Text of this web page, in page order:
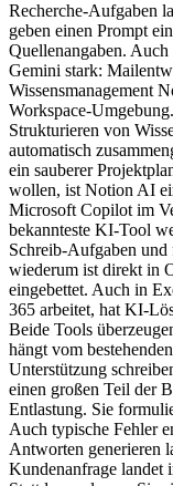
Recherche-Aufgaben
geben einen Prompt
Quellenangaben.
Gemini stark:
Wissensmanagement
Workspace-
Strukturieren von
automatisch
ein sauberer
wollen, ist Notion AI
Microsoft Copilot im
bekannteste KI-Tool
Schreib-Aufgaben
wiederum ist direkt in
eingebettet. Auch in
365 arbeitet, hat KI-
Beide Tools
hängt vom
Unterstützung
einen großen Teil der
Entlastung. Sie
Auch typische Fehler
Antworten generieren
Kundenanfrage landet